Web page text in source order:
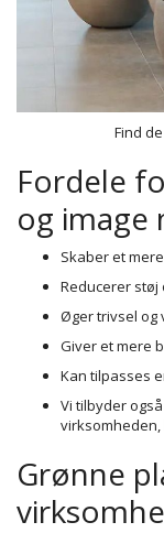
Find
Fordele
og image
Skaber et
Reducerer
Øger trivsel og
Giver et mere
Kan tilpasses
Vi tilbyder også
Grønne